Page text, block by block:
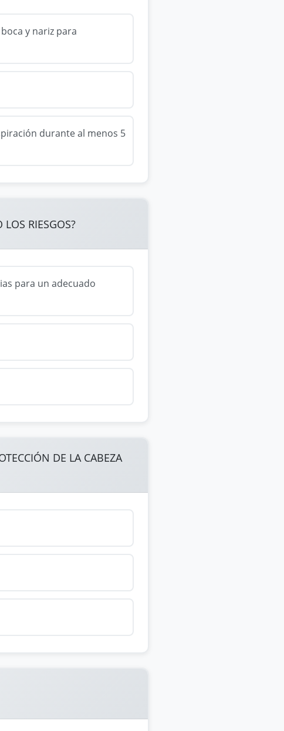
y nariz para
durante al menos 5
RIESGOS?
para un adecuado
DE LA CABEZA